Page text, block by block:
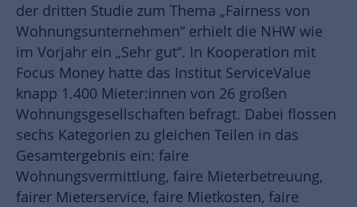
der dritten Studie zum Thema „Fairness von
Wohnungsunternehmen“ erhielt die NHW wie
im Vorjahr ein „Sehr gut“. In Kooperation mit
Focus Money hatte das Institut ServiceValue
knapp 1.400 Mieter:innen von 26 großen
Wohnungsgesellschaften befragt. Dabei flossen
sechs Kategorien zu gleichen Teilen in das
Gesamtergebnis ein: faire
Wohnungsvermittlung, faire Mieterbetreuung,
fairer Mieterservice, faire Mietkosten, faire